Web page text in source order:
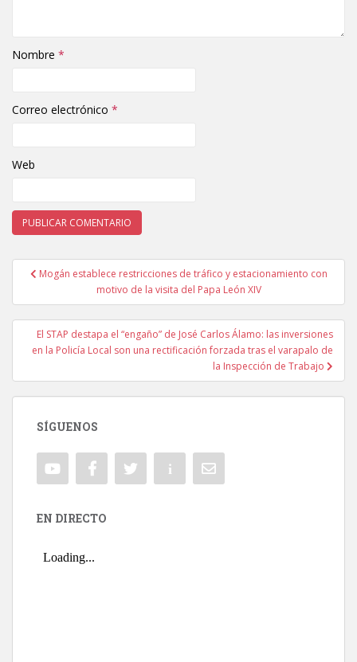
Nombre *
Correo electrónico *
Web
Navegación de entradas
Mogán establece restricciones de tráfico y estacionamiento con
motivo de la visita del Papa León XIV
El STAP destapa el “engaño” de José Carlos Álamo: las inversiones
en la Policía Local son una rectificación forzada tras el varapalo de
la Inspección de Trabajo
SÍGUENOS
EN DIRECTO